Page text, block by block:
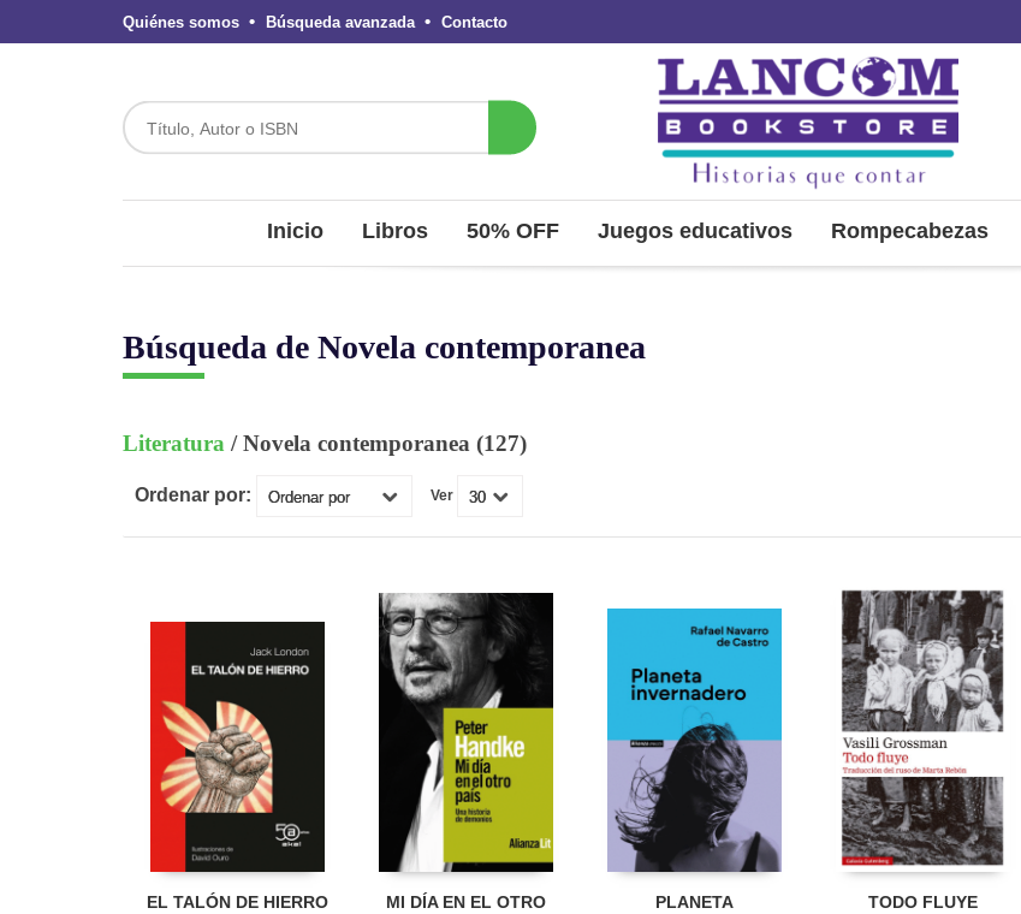
Quiénes somos Búsqueda avanzada Contacto
Inicio Libros 50% OFF Juegos educativos Rompecabezas
Búsqueda de Novela contemporanea
Literatura / Novela contemporanea (127)
Ordenar por: Ver
EL TALÓN DE HIERRO
MI DÍA EN EL OTRO
PLANETA
TODO FLUYE